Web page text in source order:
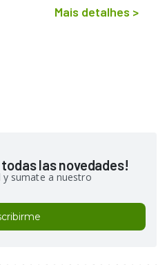
Mais detalhes >
las novedades!
y sumate a nuestro